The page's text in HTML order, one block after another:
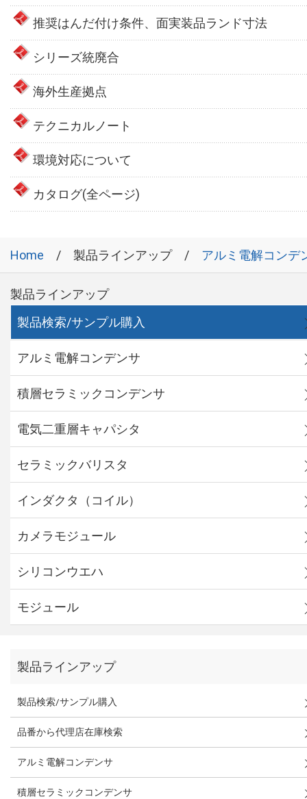
推奨はんだ付け条件、面実装品ランド寸法
シリーズ統廃合
海外生産拠点
テクニカルノート
環境対応について
カタログ(全ページ)
Home 製品ラインアップ アルミ電解コンデ
製品ラインアップ
製品検索/サンプル購入
アルミ電解コンデンサ
積層セラミックコンデンサ
電気二重層キャパシタ
セラミックバリスタ
インダクタ（コイル）
カメラモジュール
シリコンウエハ
モジュール
製品ラインアップ
製品検索/サンプル購入
品番から代理店在庫検索
アルミ電解コンデンサ
積層セラミックコンデンサ